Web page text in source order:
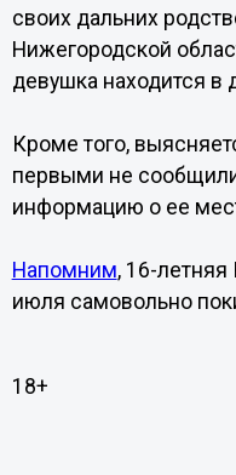
своих дальних
Нижегородской
девушка находится в
Кроме того,
первыми не
информацию о ее
Напомним, 16-
июля самовольно
18+